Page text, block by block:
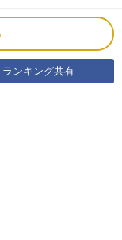
ランキング共有